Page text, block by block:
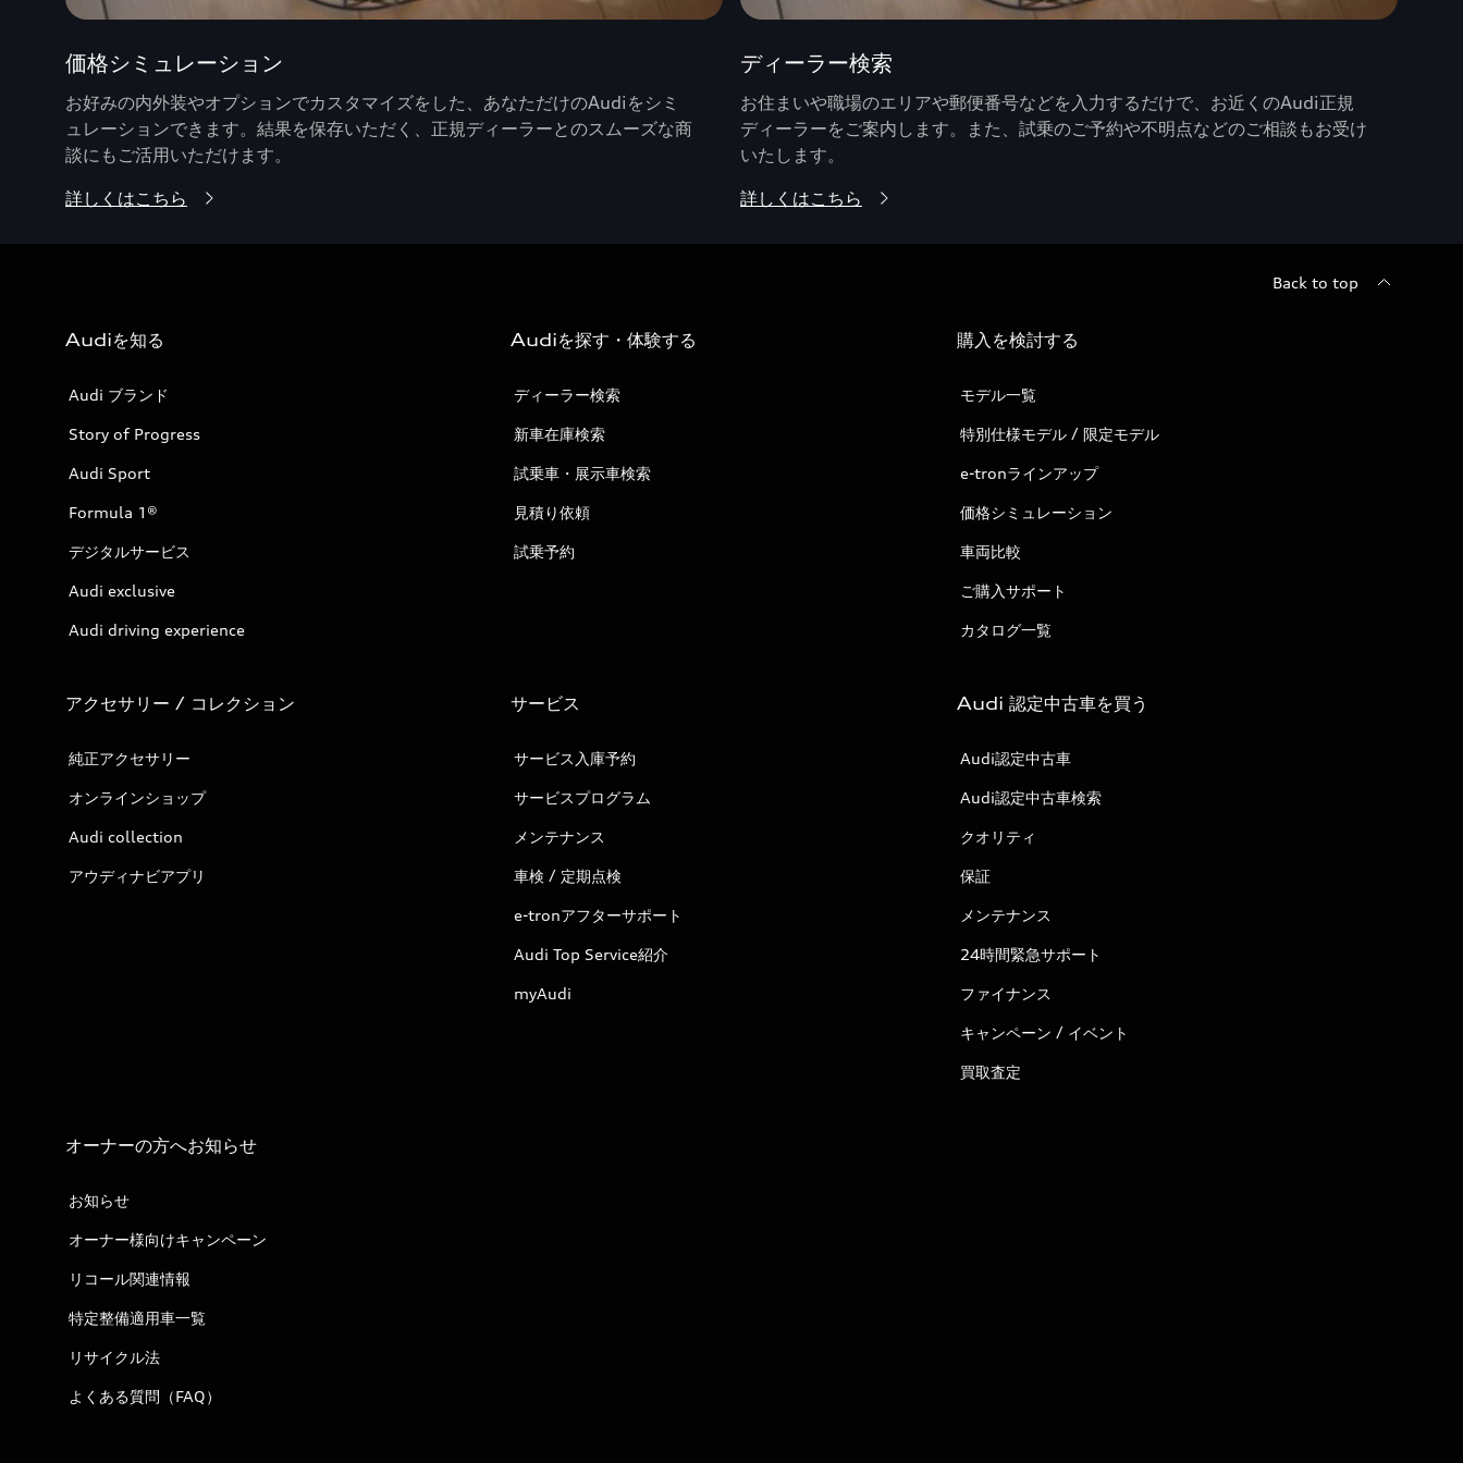
価格シミュレーション
お好みの内外装やオプションでカスタマイズをした、あなただけのAudiをシミ
ュレーションできます。結果を保存いただく、正規ディーラーとのスムーズな商
談にもご活用いただけます。
詳しくはこちら
ディーラー検索
お住まいや職場のエリアや郵便番号などを入力するだけで、お近くのAudi正規
ディーラーをご案内します。また、試乗のご予約や不明点などのご相談もお受け
いたします。
詳しくはこちら
Back to top
Audiを知る
Audi ブランド
Story of Progress
Audi Sport
Formula 1®
デジタルサービス
Audi exclusive
Audi driving experience
Audiを探す・体験する
ディーラー検索
新車在庫検索
試乗車・展示車検索
見積り依頼
試乗予約
購入を検討する
モデル一覧
特別仕様モデル / 限定モデル
e-tronラインアップ
価格シミュレーション
車両比較
ご購入サポート
カタログ一覧
アクセサリー / コレクション
純正アクセサリー
オンラインショップ
Audi collection
アウディナビアプリ
サービス
サービス入庫予約
サービスプログラム
メンテナンス
車検 / 定期点検
e-tronアフターサポート
Audi Top Service紹介
myAudi
Audi 認定中古車を買う
Audi認定中古車
Audi認定中古車検索
クオリティ
保証
メンテナンス
24時間緊急サポート
ファイナンス
キャンペーン / イベント
買取査定
オーナーの方へお知らせ
お知らせ
オーナー様向けキャンペーン
リコール関連情報
特定整備適用車一覧
リサイクル法
よくある質問（FAQ）